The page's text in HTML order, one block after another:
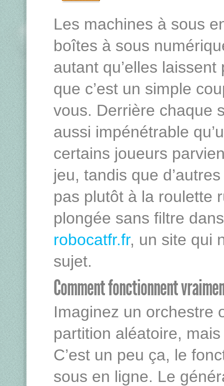
Les machines à sous
boîtes à sous
autant qu’elles
que c’est un simple
vous. Derrière chaque
aussi impénétrable
certains joueurs
jeu, tandis que
pas plutôt à la roulette
plongée sans filtre
robocatfr.fr, un site qui
sujet.
Comment fonctionnent
Imaginez un orchestre
partition aléatoire,
C’est un peu ça, le
sous en ligne. Le